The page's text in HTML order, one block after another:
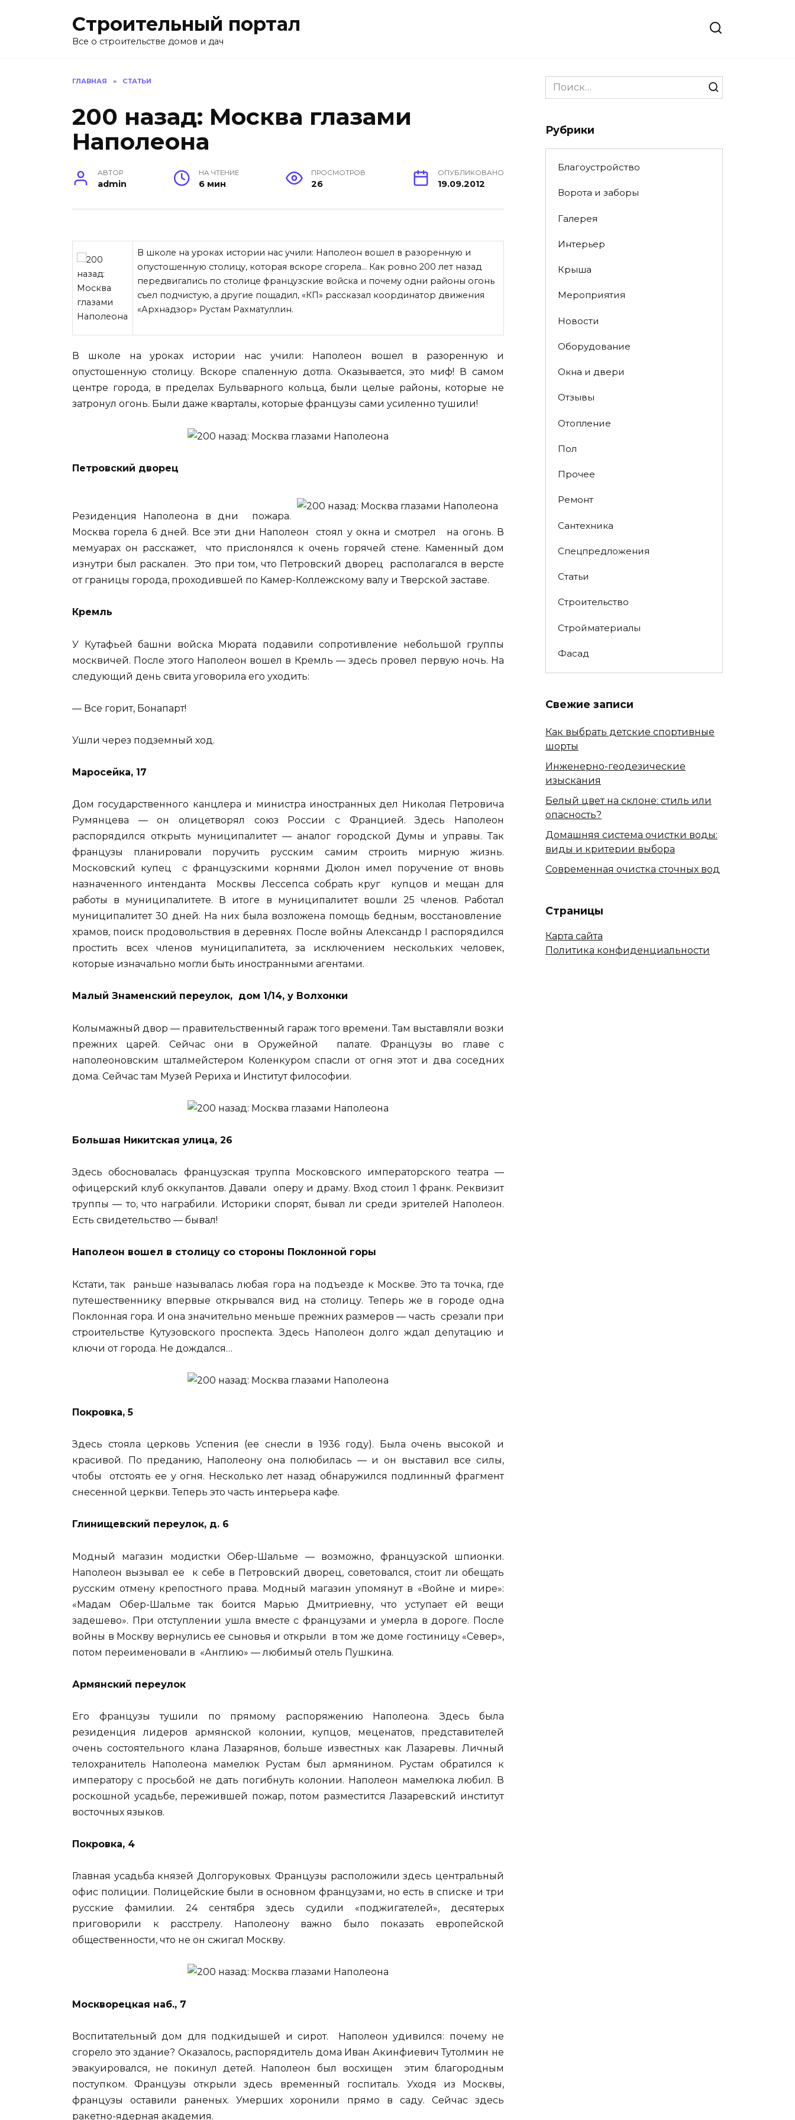
Строительный портал
Все о строительстве домов и дач
ГЛАВНАЯ » СТАТЬИ
200 назад: Москва глазами
Наполеона
АВТОР
admin
НА ЧТЕНИЕ
6 мин
ПРОСМОТРОВ
26
ОПУБЛИКОВАНО
19.09.2012
В школе на уроках истории нас учили: Наполеон вошел в разоренную и
опустошенную столицу, которая вскоре сгорела… Как ровно 200 лет назад
передвигались по столице французские войска и почему одни районы огонь
съел подчистую, а другие пощадил, «КП» рассказал координатор движения
«Архнадзор» Рустам Рахматуллин.
В школе на уроках истории нас учили: Наполеон вошел в разоренную и
опустошенную столицу. Вскоре спаленную дотла. Оказывается, это миф! В самом
центре города, в пределах Бульварного кольца, были целые районы, которые не
затронул огонь. Были даже кварталы, которые французы сами усиленно тушили!
Петровский дворец
Резиденция Наполеона в дни пожара.
Москва горела 6 дней. Все эти дни Наполеон стоял у окна и смотрел на огонь. В
мемуарах он расскажет, что прислонялся к очень горячей стене. Каменный дом
изнутри был раскален. Это при том, что Петровский дворец располагался в версте
от границы города, проходившей по Камер-Коллежскому валу и Тверской заставе.
Кремль
У Кутафьей башни войска Мюрата подавили сопротивление небольшой группы
москвичей. После этого Наполеон вошел в Кремль — здесь провел первую ночь. На
следующий день свита уговорила его уходить:
— Все горит, Бонапарт!
Ушли через подземный ход.
Маросейка, 17
Дом государственного канцлера и министра иностранных дел Николая Петровича
Румянцева — он олицетворял союз России с Францией. Здесь Наполеон
распорядился открыть муниципалитет — аналог городской Думы и управы. Так
французы планировали поручить русским самим строить мирную жизнь.
Московский купец с французскими корнями Дюлон имел поручение от вновь
назначенного интенданта Москвы Лессепса собрать круг купцов и мещан для
работы в муниципалитете. В итоге в муниципалитет вошли 25 членов. Работал
муниципалитет 30 дней. На них была возложена помощь бедным, восстановление
храмов, поиск продовольствия в деревнях. После войны Александр I распорядился
простить всех членов муниципалитета, за исключением нескольких человек,
которые изначально могли быть иностранными агентами.
Малый Знаменский переулок, дом 1/14, у Волхонки
Колымажный двор — правительственный гараж того времени. Там выставляли возки
прежних царей. Сейчас они в Оружейной палате. Французы во главе с
наполеоновским шталмейстером Коленкуром спасли от огня этот и два соседних
дома. Сейчас там Музей Рериха и Институт философии.
Большая Никитская улица, 26
Здесь обосновалась французская труппа Московского императорского театра —
офицерский клуб оккупантов. Давали оперу и драму. Вход стоил 1 франк. Реквизит
труппы — то, что награбили. Историки спорят, бывал ли среди зрителей Наполеон.
Есть свидетельство — бывал!
Наполеон вошел в столицу со стороны Поклонной горы
Кстати, так раньше называлась любая гора на подъезде к Москве. Это та точка, где
путешественнику впервые открывался вид на столицу. Теперь же в городе одна
Поклонная гора. И она значительно меньше прежних размеров — часть срезали при
строительстве Кутузовского проспекта. Здесь Наполеон долго ждал депутацию и
ключи от города. Не дождался…
Покровка, 5
Здесь стояла церковь Успения (ее снесли в 1936 году). Была очень высокой и
красивой. По преданию, Наполеону она полюбилась — и он выставил все силы,
чтобы отстоять ее у огня. Несколько лет назад обнаружился подлинный фрагмент
снесенной церкви. Теперь это часть интерьера кафе.
Глинищевский переулок, д. 6
Модный магазин модистки Обер-Шальме — возможно, французской шпионки.
Наполеон вызывал ее к себе в Петровский дворец, советовался, стоит ли обещать
русским отмену крепостного права. Модный магазин упомянут в «Войне и мире»:
«Мадам Обер-Шальме так боится Марью Дмитриевну, что уступает ей вещи
задешево». При отступлении ушла вместе с французами и умерла в дороге. После
войны в Москву вернулись ее сыновья и открыли в том же доме гостиницу «Север»,
потом переименовали в «Англию» — любимый отель Пушкина.
Армянский переулок
Его французы тушили по прямому распоряжению Наполеона. Здесь была
резиденция лидеров армянской колонии, купцов, меценатов, представителей
очень состоятельного клана Лазарянов, больше известных как Лазаревы. Личный
телохранитель Наполеона мамелюк Рустам был армянином. Рустам обратился к
императору с просьбой не дать погибнуть колонии. Наполеон мамелюка любил. В
роскошной усадьбе, пережившей пожар, потом разместится Лазаревский институт
восточных языков.
Покровка, 4
Главная усадьба князей Долгоруковых. Французы расположили здесь центральный
офис полиции. Полицейские были в основном французами, но есть в списке и три
русские фамилии. 24 сентября здесь судили «поджигателей», десятерых
приговорили к расстрелу. Наполеону важно было показать европейской
общественности, что не он сжигал Москву.
Москворецкая наб., 7
Воспитательный дом для подкидышей и сирот. Наполеон удивился: почему не
сгорело это здание? Оказалось, распорядитель дома Иван Акинфиевич Тутолмин не
эвакуировался, не покинул детей. Наполеон был восхищен этим благородным
поступком. Французы открыли здесь временный госпиталь. Уходя из Москвы,
французы оставили раненых. Умерших хоронили прямо в саду. Сейчас здесь
ракетно-ядерная академия.
Search
for:
Рубрики
Благоустройство
Ворота и заборы
Галерея
Интерьер
Крыша
Мероприятия
Новости
Оборудование
Окна и двери
Отзывы
Отопление
Пол
Прочее
Ремонт
Сантехника
Спецпредложения
Статьи
Строительство
Стройматериалы
Фасад
Свежие записи
Как выбрать детские спортивные
шорты
Инженерно-геодезические
изыскания
Белый цвет на склоне: стиль или
опасность?
Домашняя система очистки воды:
виды и критерии выбора
Современная очистка сточных вод
Страницы
Карта сайта
Политика конфиденциальности